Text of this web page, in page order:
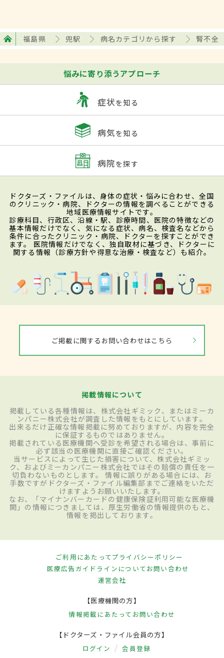
福島県 兜駅 病名カテゴリから探す 腎不全
悩みに寄り添うアプローチ
症状を知る
病気を知る
病院を探す
ドクターズ・ファイルは、身体の症状・悩みに合わせ、全国
のクリニック・病院、ドクターの情報を調べることができる
地域医療情報サイトです。
診療科目、行政区、沿線・駅、診療時間、医院の特徴などの
基本情報だけでなく、気になる症状、病名、検査名などから
条件に合ったクリニック・病院、ドクターを探すことができ
ます。 医院情報だけでなく、独自取材に基づき、ドクターに
関する情報（診療方針や得意な治療・検査など）も紹介。
ご掲載に関するお問い合わせはこちら
掲載情報について
掲載している各種情報は、株式会社ギミック、またはミーカ
ンパニー株式会社が調査した情報をもとにしています。
出来るだけ正確な情報掲載に努めておりますが、内容を完全
に保証するものではありません。
掲載されている医療機関へ受診を希望される場合は、事前に
必ず該当の医療機関に直接ご確認ください。
当サービスによって生じた損害について、株式会社ギミッ
ク、およびミーカンパニー株式会社ではその賠償の責任を一
切負わないものとします。 情報に誤りがある場合には、お
手数ですがドクターズ・ファイル編集部までご連絡をいただ
けますようお願いいたします。
なお、「マイナンバーカードの健康保険証利用可能な医療機
関」の情報につきましては、厚生労働省の情報提供のもと、
情報を掲出しております。
ご利用にあたってプライバシーポリシー
医療広告ガイドラインについてお問い合わせ
運営会社
【医療機関の方】
情報掲載にあたって お問い合わせ
【ドクターズ・ファイル会員の方】
ログイン 会員登録